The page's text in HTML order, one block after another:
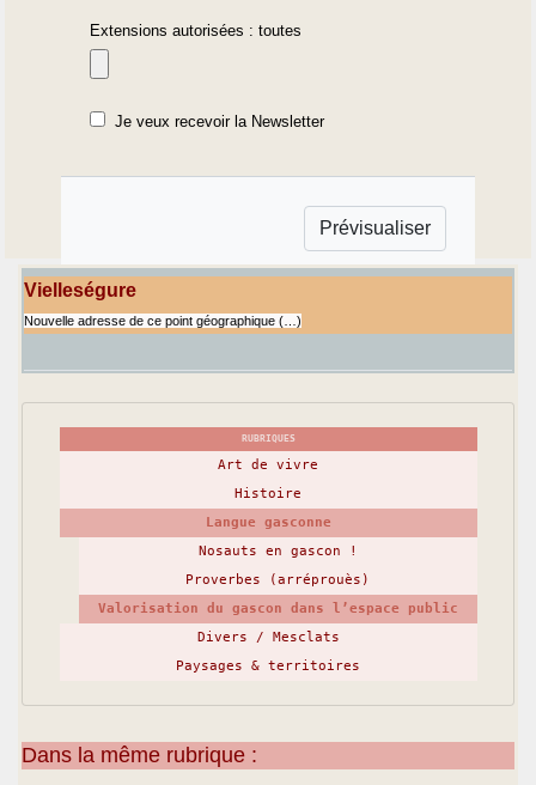
Extensions autorisées : toutes
Je veux recevoir la Newsletter
Vielleségure
Nouvelle adresse de ce point géographique (…)
RUBRIQUES
Art de vivre
Histoire
Langue gasconne
Nosauts en gascon !
Proverbes (arréprouès)
Valorisation du gascon dans l’espace public
Divers / Mesclats
Paysages & territoires
Dans la même rubrique :